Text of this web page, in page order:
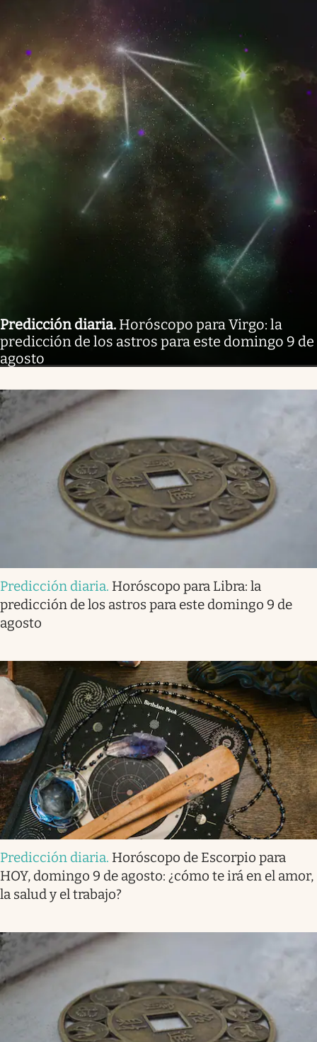
Predicción diaria. Horóscopo para Virgo: la
predicción de los astros para este domingo 9 de
agosto
Predicción diaria. Horóscopo para Libra: la
predicción de los astros para este domingo 9 de
agosto
Predicción diaria. Horóscopo de Escorpio para
HOY, domingo 9 de agosto: ¿cómo te irá en el amor,
la salud y el trabajo?